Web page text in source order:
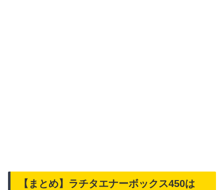
【まとめ】ラチタエナーボックス450は